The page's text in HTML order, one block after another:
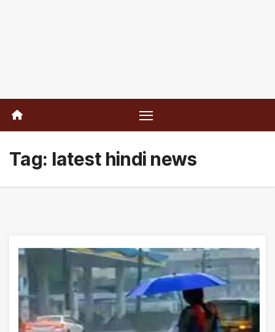
Tag: latest hindi news